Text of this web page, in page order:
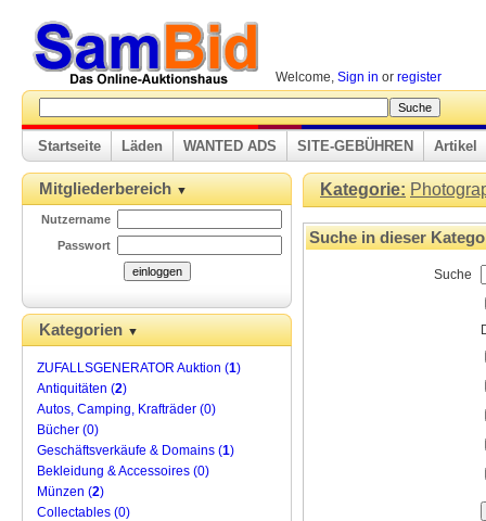
Welcome, Sign in or register
Startseite Läden WANTED ADS SITE-GEBÜHREN Artikel
Mitgliederbereich▼
Nutzername
Passwort
Kategorien▼
ZUFALLSGENERATOR Auktion (1)
Antiquitäten (2)
Autos, Camping, Krafträder (0)
Bücher (0)
Geschäftsverkäufe & Domains (1)
Bekleidung & Accessoires (0)
Münzen (2)
Collectables (0)
Kategorie:
Suche in dieser
Suche